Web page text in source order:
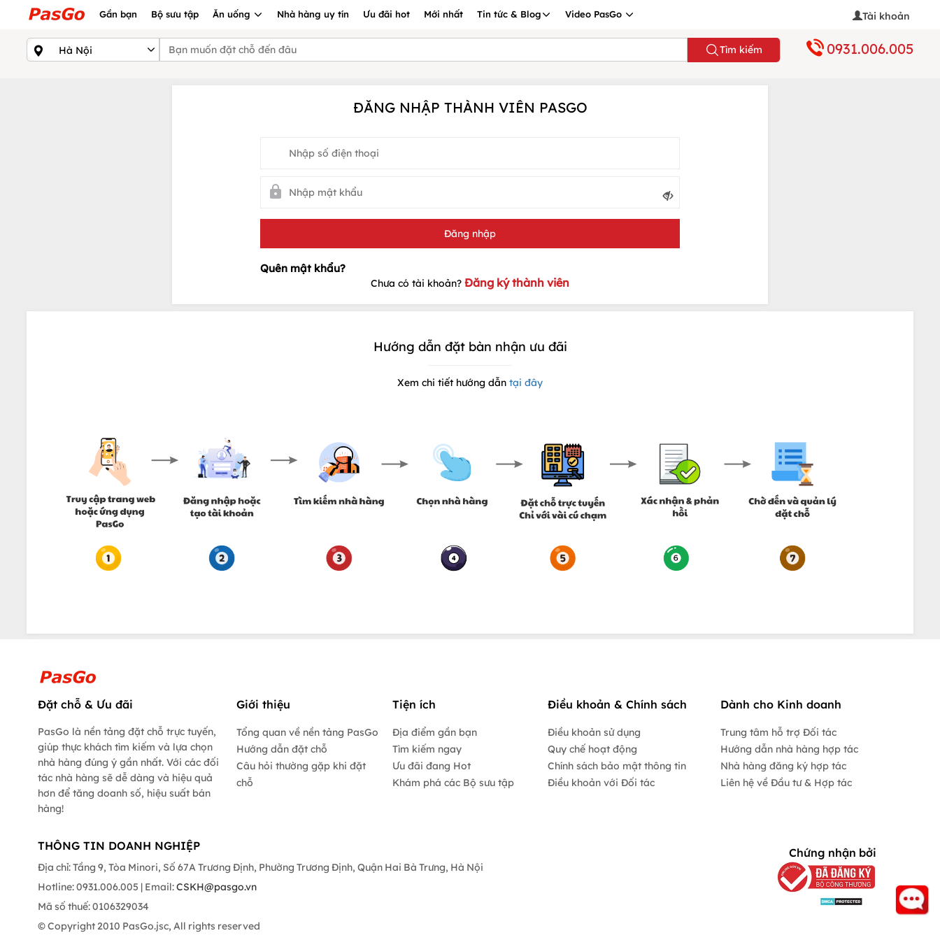
Gần bạn Bộ sưu tập Ăn uống Nhà hàng uy tín Ưu đãi hot Mới nhất Tin tức & Blog Video PasGo Tài khoản
Tìm kiếm 0931.006.005
ĐĂNG NHẬP THÀNH VIÊN PASGO
Chưa có tài khoản? Đăng ký thành viên
Hướng dẫn đặt bàn nhận ưu đãi
Xem chi tiết hướng dẫn tại đây
Đặt chỗ & Ưu đãi
PasGo là nền tảng đặt chỗ trực tuyến,
giúp thực khách tìm kiếm và lựa chọn
nhà hàng đúng ý gần nhất. Với các đối
tác nhà hàng sẽ dễ dàng và hiệu quả
hơn để tăng doanh số, hiệu suất bán
hàng!
Giới thiệu
Tổng quan về nền tảng PasGo
Hướng dẫn đặt chỗ
Câu hỏi thường gặp khi đặt
chỗ
Tiện ích
Địa điểm gần bạn
Tìm kiếm ngay
Ưu đãi đang Hot
Khám phá các Bộ sưu tập
Điều khoản & Chính sách
Điều khoản sử dụng
Quy chế hoạt động
Chính sách bảo mật thông tin
Điều khoản với Đối tác
Dành cho Kinh doanh
Trung tâm hỗ trợ Đối tác
Hướng dẫn nhà hàng hợp tác
Nhà hàng đăng ký hợp tác
Liên hệ về Đầu tư & Hợp tác
THÔNG TIN DOANH NGHIỆP
Địa chỉ: Tầng 9, Tòa Minori, Số 67A Trương Định, Phường Trương Định, Quận Hai Bà Trưng, Hà Nội
Hotline: 0931.006.005 | Email:CSKH@pasgo.vn
Mã số thuế: 0106329034
© Copyright 2010 PasGo.jsc, All rights reserved
Chứng nhận bởi